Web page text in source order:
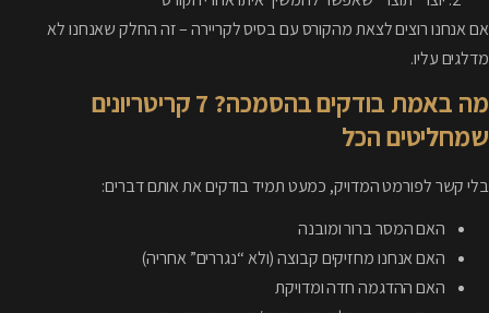
אם אנחנו רוצים לצאת מהקורס עם בסיס לקריירה – זה החלק שאנחנו לא
מדלגים עליו.
מה באמת בודקים בהסמכה? 7 קריטריונים
שמחליטים הכל
בלי קשר לפורמט המדויק, כמעט תמיד בודקים את אותם דברים:
האם המסר ברור ומובנה
האם אנחנו מחזיקים קבוצה (ולא “נגררים” אחריה)
האם ההדגמה חדה ומדויקת